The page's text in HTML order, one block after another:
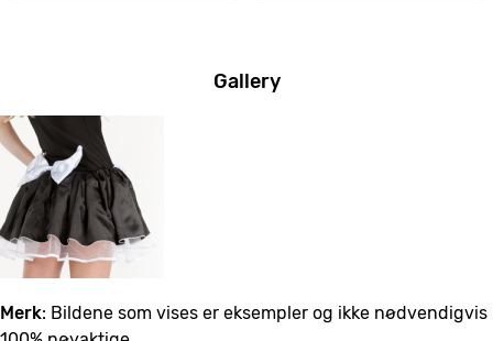
Gallery
Merk: Bildene som vises er eksempler og ikke nødvendigvis